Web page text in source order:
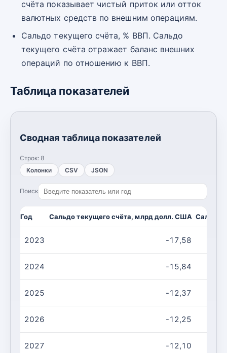
счёта показывает чистый приток или отток
валютных средств по внешним операциям.
Сальдо текущего счёта, % ВВП. Сальдо
текущего счёта отражает баланс внешних
операций по отношению к ВВП.
Таблица показателей
Сводная таблица показателей
Строк: 8
Колонки
CSV JSON
Поиск
Год Сальдо текущего счёта, млрд долл. США Сальдо
2023 -17,58
2024 -15,84
2025 -12,37
2026 -12,25
2027 -12,10